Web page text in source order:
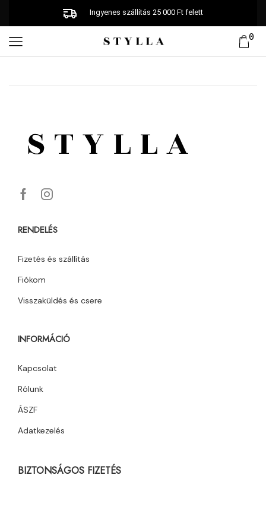
Ingyenes szállítás 25 000 Ft felett
0
RENDELÉS
Fizetés és szállítás
Fiókom
Visszaküldés és csere
INFORMÁCIÓ
Kapcsolat
Rólunk
ÁSZF
Adatkezelés
BIZTONSÁGOS FIZETÉS